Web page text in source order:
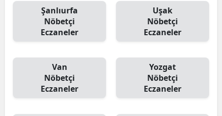
Şanlıurfa
Nöbetçi
Eczaneler
Uşak
Nöbetçi
Eczaneler
Van
Nöbetçi
Eczaneler
Yozgat
Nöbetçi
Eczaneler